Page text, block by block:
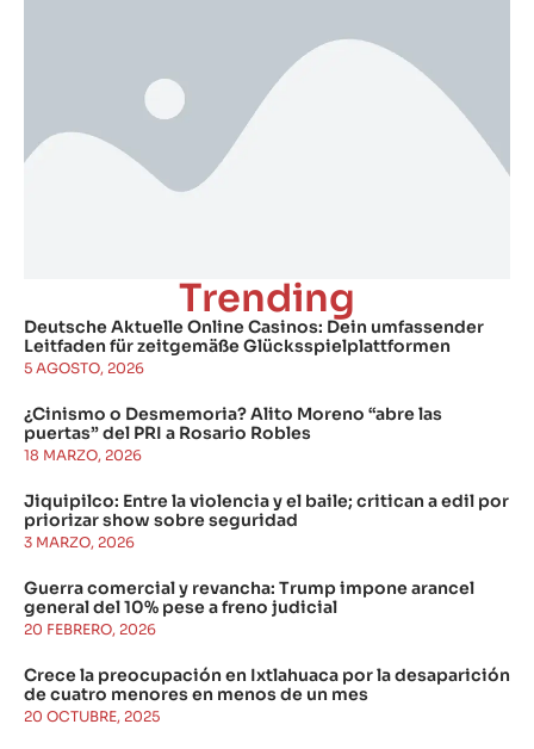
Trending
Deutsche Aktuelle Online Casinos: Dein umfassender
Leitfaden für zeitgemäße Glücksspielplattformen
5 AGOSTO, 2026
¿Cinismo o Desmemoria? Alito Moreno “abre las
puertas” del PRI a Rosario Robles
18 MARZO, 2026
Jiquipilco: Entre la violencia y el baile; critican a edil por
priorizar show sobre seguridad
3 MARZO, 2026
Guerra comercial y revancha: Trump impone arancel
general del 10% pese a freno judicial
20 FEBRERO, 2026
Crece la preocupación en Ixtlahuaca por la desaparición
de cuatro menores en menos de un mes
20 OCTUBRE, 2025